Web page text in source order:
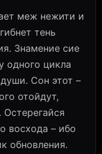
меж нежити и
тень
Знамение сие
одного цикла
Сон этот –
отойдут,
Остерегайся
восхода – ибо
обновления.